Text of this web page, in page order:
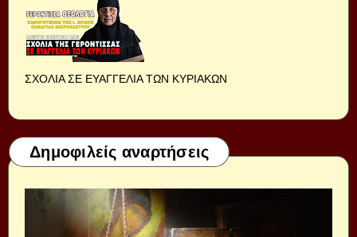
ΣΧΟΛΙΑ ΣΕ ΕΥΑΓΓΕΛΙΑ ΤΩΝ ΚΥΡΙΑΚΩΝ
Δημοφιλείς αναρτήσεις